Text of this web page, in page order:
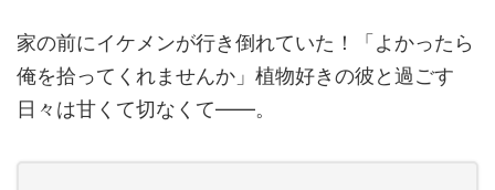
家の前にイケメンが行き倒れていた！「よかったら
俺を拾ってくれませんか」植物好きの彼と過ごす
日々は甘くて切なくて――。